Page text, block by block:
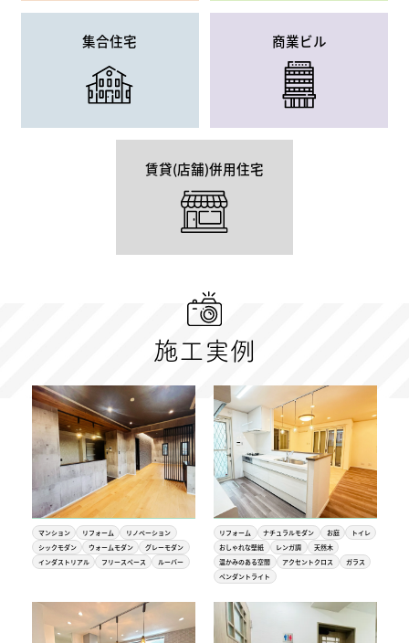
集合住宅 商業ビル
賃貸(店舗)併用住宅
施工実例
マンション リフォーム
リノベーション
シックモダン
ウォームモダン
グレーモダン
インダストリアル
フリースペース ルーバー
リフォーム ナチュラルモダン お庭
トイレ
おしゃれな壁紙
レンガ調
天然木
温かみのある空間
アクセントクロス
ガラス
ペンダントライト